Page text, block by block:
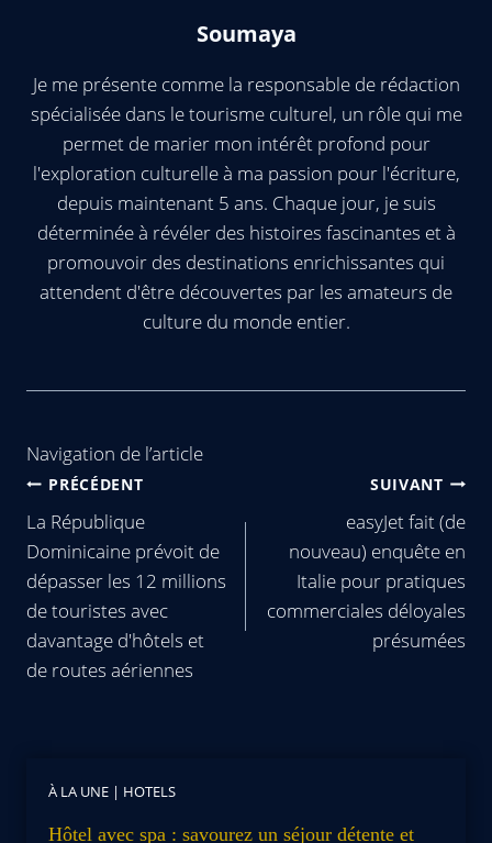
Soumaya
Je me présente comme la responsable de rédaction
spécialisée dans le tourisme culturel, un rôle qui me
permet de marier mon intérêt profond pour
l'exploration culturelle à ma passion pour l'écriture,
depuis maintenant 5 ans. Chaque jour, je suis
déterminée à révéler des histoires fascinantes et à
promouvoir des destinations enrichissantes qui
attendent d'être découvertes par les amateurs de
culture du monde entier.
Navigation de l’article
PRÉCÉDENT
La République
Dominicaine prévoit de
dépasser les 12 millions
de touristes avec
davantage d'hôtels et
de routes aériennes
SUIVANT
easyJet fait (de
nouveau) enquête en
Italie pour pratiques
commerciales déloyales
présumées
À LA UNE | HOTELS
Hôtel avec spa : savourez un séjour détente et